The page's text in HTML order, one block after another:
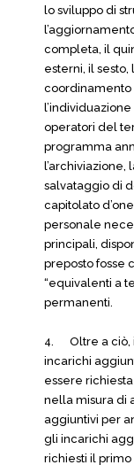
lo sviluppo di
completa, il
esterni, il
coordinamento
operatori del
programma
l’archiviazione,
salvataggio di
capitolato
personale
principali,
preposto fosse
“equivalenti a
permanenti.
4. Oltre a ciò,
incarichi
essere
nella misura di
aggiuntivi per
gli incarichi
richiesti il